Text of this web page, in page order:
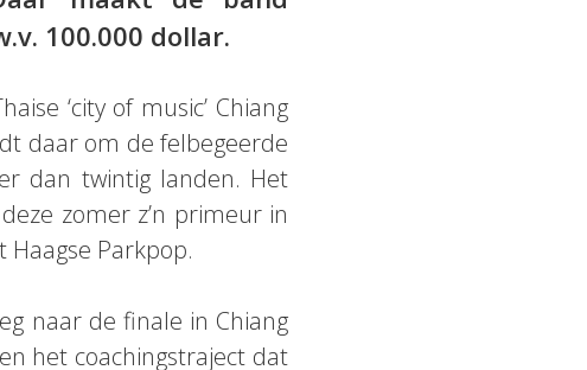
100.000 dollar.
‘city of music’ Chiang
daar om de felbegeerde
dan twintig landen. Het
zomer z’n primeur in
Parkpop.
naar de finale in Chiang
het coachingstraject dat